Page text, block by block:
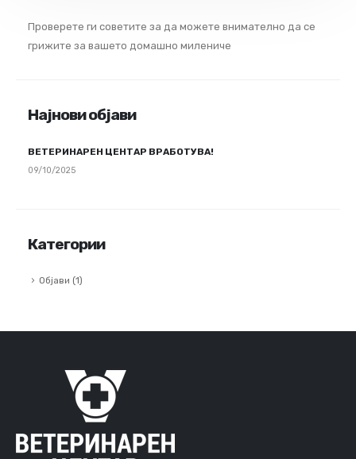
Проверете ги советите за да можете внимателно да се
грижите за вашето домашно милениче
Најнови објави
ВЕТЕРИНАРЕН ЦЕНТАР ВРАБОТУВА!
09/10/2025
Категории
Објави (1)